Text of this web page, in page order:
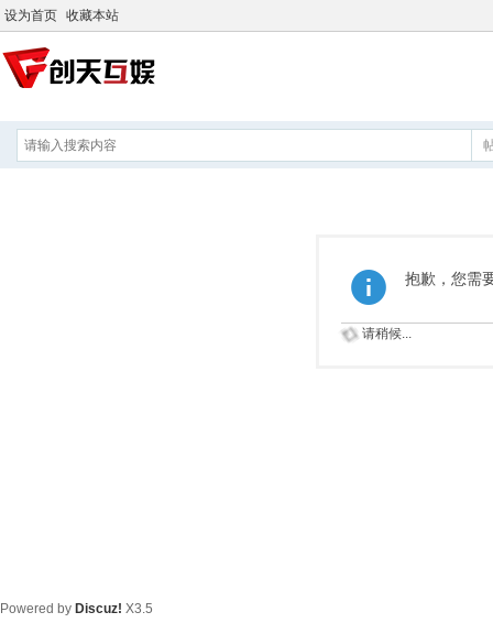
设为首页 收藏本站
抱歉，您需
请稍候...
Powered by Discuz! X3.5